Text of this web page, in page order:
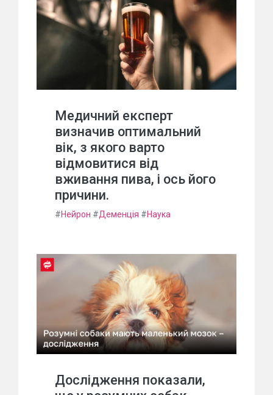
Медичний експерт
визначив оптимальний
вік, з якого варто
відмовитися від
вживання пива, і ось його
причини.
#Нейрон #Деменція #Наука
Дослідження показали,